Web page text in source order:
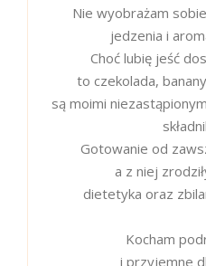
Nie wyobrażam
jedzenia i
Choć lubię jeść
to czekolada,
są moimi
Gotowanie od
a z niej
dietetyka oraz
Kocham
i przyjemne